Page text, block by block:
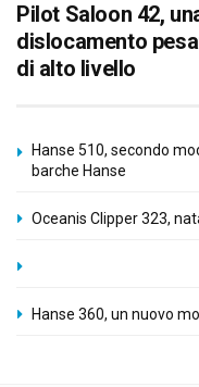
Pilot Saloon 42,
dislocamento
di alto livello
Hanse 510, secondo
barche Hanse
Oceanis Clipper 323,
Hanse 360, un nuovo